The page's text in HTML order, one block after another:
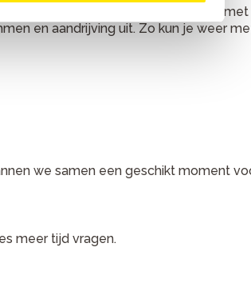
Onze monteurs hebben ervaring
en aandrijving uit. Zo kun je weer
we samen een geschikt moment
meer tijd vragen.